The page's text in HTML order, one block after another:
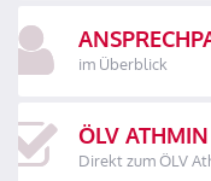
im Überblick
ÖLV ATHMIN
Direkt zum ÖLV